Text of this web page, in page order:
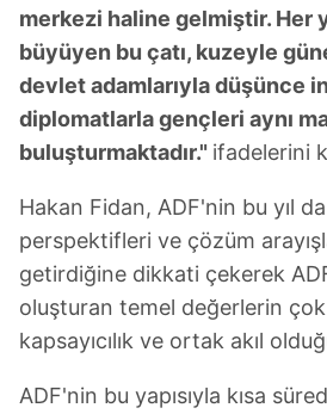
merkezi haline gelmiştir. Her
büyüyen bu çatı, kuzeyle
devlet adamlarıyla düşünce
diplomatlarla gençleri aynı
buluşturmaktadır." ifadelerini
Hakan Fidan, ADF'nin bu yıl
perspektifleri ve çözüm
getirdiğine dikkati çekerek
oluşturan temel değerlerin
kapsayıcılık ve ortak akıl
ADF'nin bu yapısıyla kısa